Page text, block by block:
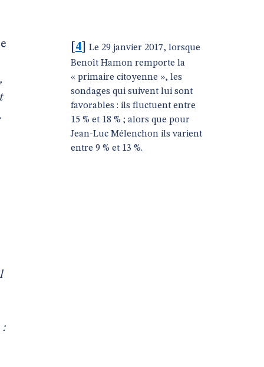
,
:
4
Le 29 janvier 2017, lorsque
Benoît Hamon remporte la
« primaire citoyenne », les
sondages qui suivent lui sont
favorables : ils fluctuent entre
15 % et 18 % ; alors que pour
Jean-Luc Mélenchon ils varient
entre 9 % et 13 %.